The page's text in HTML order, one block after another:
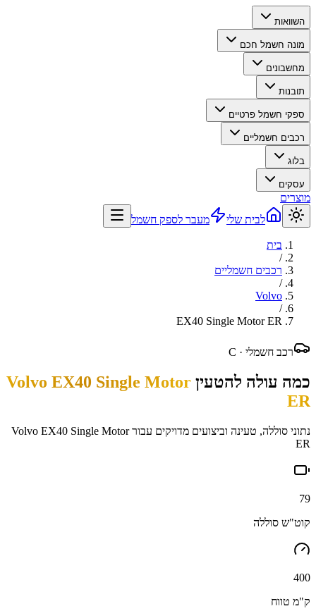
השוואות
מונה חשמל חכם
מחשבונים
תובנות
ספקי חשמל פרטיים
רכבים חשמליים
בלוג
עסקים
מוצרים
לבית שלי
מעבר לספק חשמל
בית
/
רכבים חשמליים
/
Volvo
/
EX40 Single Motor ER
רכב חשמלי · C
כמה עולה להטעין Volvo EX40 Single Motor
ER
נתוני סוללה, טעינה וביצועים מדויקים עבורVolvo EX40 Single Motor
ER
79
קוט"ש סוללה
400
ק"מ טווח